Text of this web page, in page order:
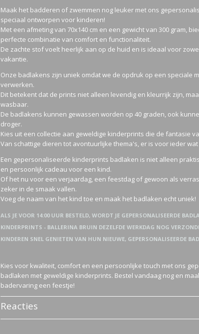
Maak het badderen of zwemmen nog leuker met ons
speciaal ontworpen voor kinderen!
Met een afmeting van 70x140 cm en een gewicht van 300 gram,
perfecte combinatie van comfort en functionaliteit.
De zachte stof voelt heerlijk aan op de huid en is ideaal voor
vakantie.
Onze badlakens zijn uniek omdat we de opdruk op een speciale
verwerken.
Dit betekent dat de prints niet alleen levendig en kleurrijk zijn,
wasbaar.
De badlakens kunnen gewassen worden op 40 graden, ook
droger.
Kies uit een collectie aan geweldige kinderprints die de fantasie
Van schattige dieren tot avontuurlijke thema's, er is voor ieder wat
Een gepersonaliseerde kinderprints badlaken is niet alleen
en persoonlijk cadeau voor een kind.
Of het nu voor een verjaardag, een feestdag of gewoon als
zeker in de smaak vallen.
Voeg de naam van het kind toe en maak het badlaken echt uniek!
ALS JE VOOR 14:00 UUR BESTELD, WORDT JE GEPERSONALISEERDE
KINDERPRINTS - BALLERINA BRUIN DEZELFDE WERKDAG NOG
KINDEREN SNEL GENIETEN VAN HUN NIEUWE, GEPERSONALISEERDE
Kies voor kwaliteit, comfort en een persoonlijke touch met ons
badlaken met geweldige kinderprints. Bestel vandaag nog en
badervaring een feestje!
Reacties